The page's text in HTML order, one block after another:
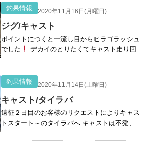
くバラシも多くありましたがよくあたってまし
た[続きを読む]
釣果情報 2020年11月16日(月曜日)
ジグ/キャスト
ポイントにつくと一流し目からヒラゴラッシュ
でした
デカイのとりたくてキャスト走り回り
ましたが不発、 厳しい結果でした。 初青物おめ
でとうございます
ゲットしていただきよかっ
たです&#x2
釣果情報 2020年11月14日(土曜日)
キャスト/タイラバ
遠征２日目のお客様のリクエストによりキャス
トスタート～のタイラバへ キャストは不発、タ
イラバへいくとついてすぐ釣れましたが潮終わ
り伸びず、 帰りにキャストやりましたが出るけ